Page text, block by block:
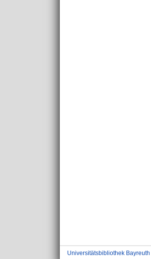
Universitätsbibliothek Bayreuth